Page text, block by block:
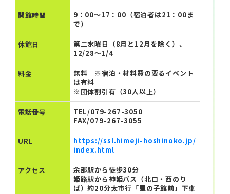
開館時間
9：00～17：00（宿泊者は21：00ま
で）
休館日
第二水曜日（8月と12月を除く）、
12/28～1/4
料金
無料 ※宿泊・材料費の要るイベント
は有料
※団体割引有（30人以上）
電話番号
TEL/079-267-3050
FAX/079-267-3055
URL
https://ssl.himeji-hoshinoko.jp/
index.html
アクセス
余部駅から徒歩30分
姫路駅から神姫バス（北口・西のり
ば）約20分太市行「星の子館前」下車